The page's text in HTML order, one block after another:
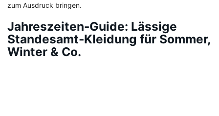
zum Ausdruck bringen.
Jahreszeiten-Guide: Lässige
Standesamt-Kleidung für Sommer,
Winter & Co.